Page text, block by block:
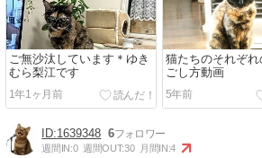
ご無沙汰しています＊ゆき
むら梨江です
1年1ヶ月前
猫たちのそれぞれ
ごし方動画
5年前
1639348 6
週間IN:0 週間OUT:30 月間IN:4